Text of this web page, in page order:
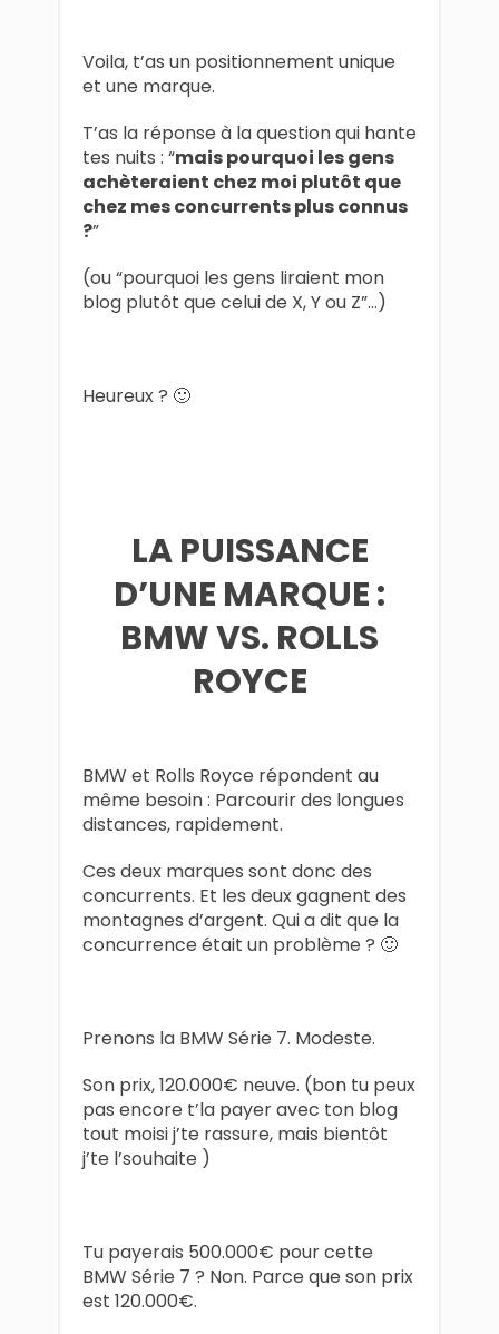
Voila, t’as un positionnement unique
et une marque.
T’as la réponse à la question qui hante
tes nuits : “mais pourquoi les gens
achèteraient chez moi plutôt que
chez mes concurrents plus connus
?”
(ou “pourquoi les gens liraient mon
blog plutôt que celui de X, Y ou Z”…)
Heureux ? 🙂
LA PUISSANCE
D’UNE MARQUE :
BMW VS. ROLLS
ROYCE
BMW et Rolls Royce répondent au
même besoin : Parcourir des longues
distances, rapidement.
Ces deux marques sont donc des
concurrents. Et les deux gagnent des
montagnes d’argent. Qui a dit que la
concurrence était un problème ? 🙂
Prenons la BMW Série 7. Modeste.
Son prix, 120.000€ neuve. (bon tu peux
pas encore t’la payer avec ton blog
tout moisi j’te rassure, mais bientôt
j’te l’souhaite )
Tu payerais 500.000€ pour cette
BMW Série 7 ? Non. Parce que son prix
est 120.000€.